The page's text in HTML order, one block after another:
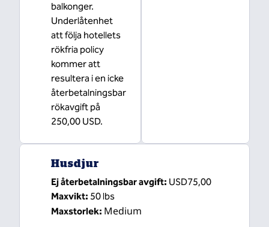
balkonger.
Underlåtenhet
att följa hotellets
rökfria policy
kommer att
resultera i en icke
återbetalningsbar
rökavgift på
250,00 USD.
Husdjur
Ej återbetalningsbar avgift: USD75,00
Maxvikt: 50 lbs
Maxstorlek: Medium